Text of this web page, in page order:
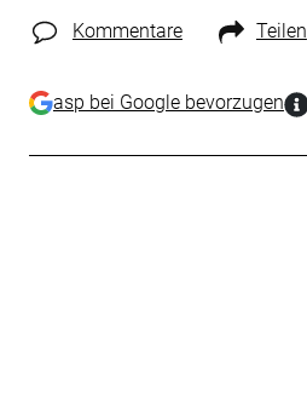
Kommentare Teilen
asp bei Google bevorzugen